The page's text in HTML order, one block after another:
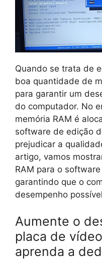
Quando se trata de
boa quantidade de
para garantir um
do computador. No
memória RAM é
software de edição
prejudicar a
artigo, vamos
RAM para o
garantindo que o
desempenho
Aumente o
placa de
aprenda a